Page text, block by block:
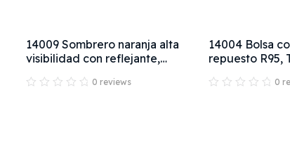
14009 Sombrero naranja alta
visibilidad con reflejante,
0 reviews
14004 Bolsa
repuesto R95,
0